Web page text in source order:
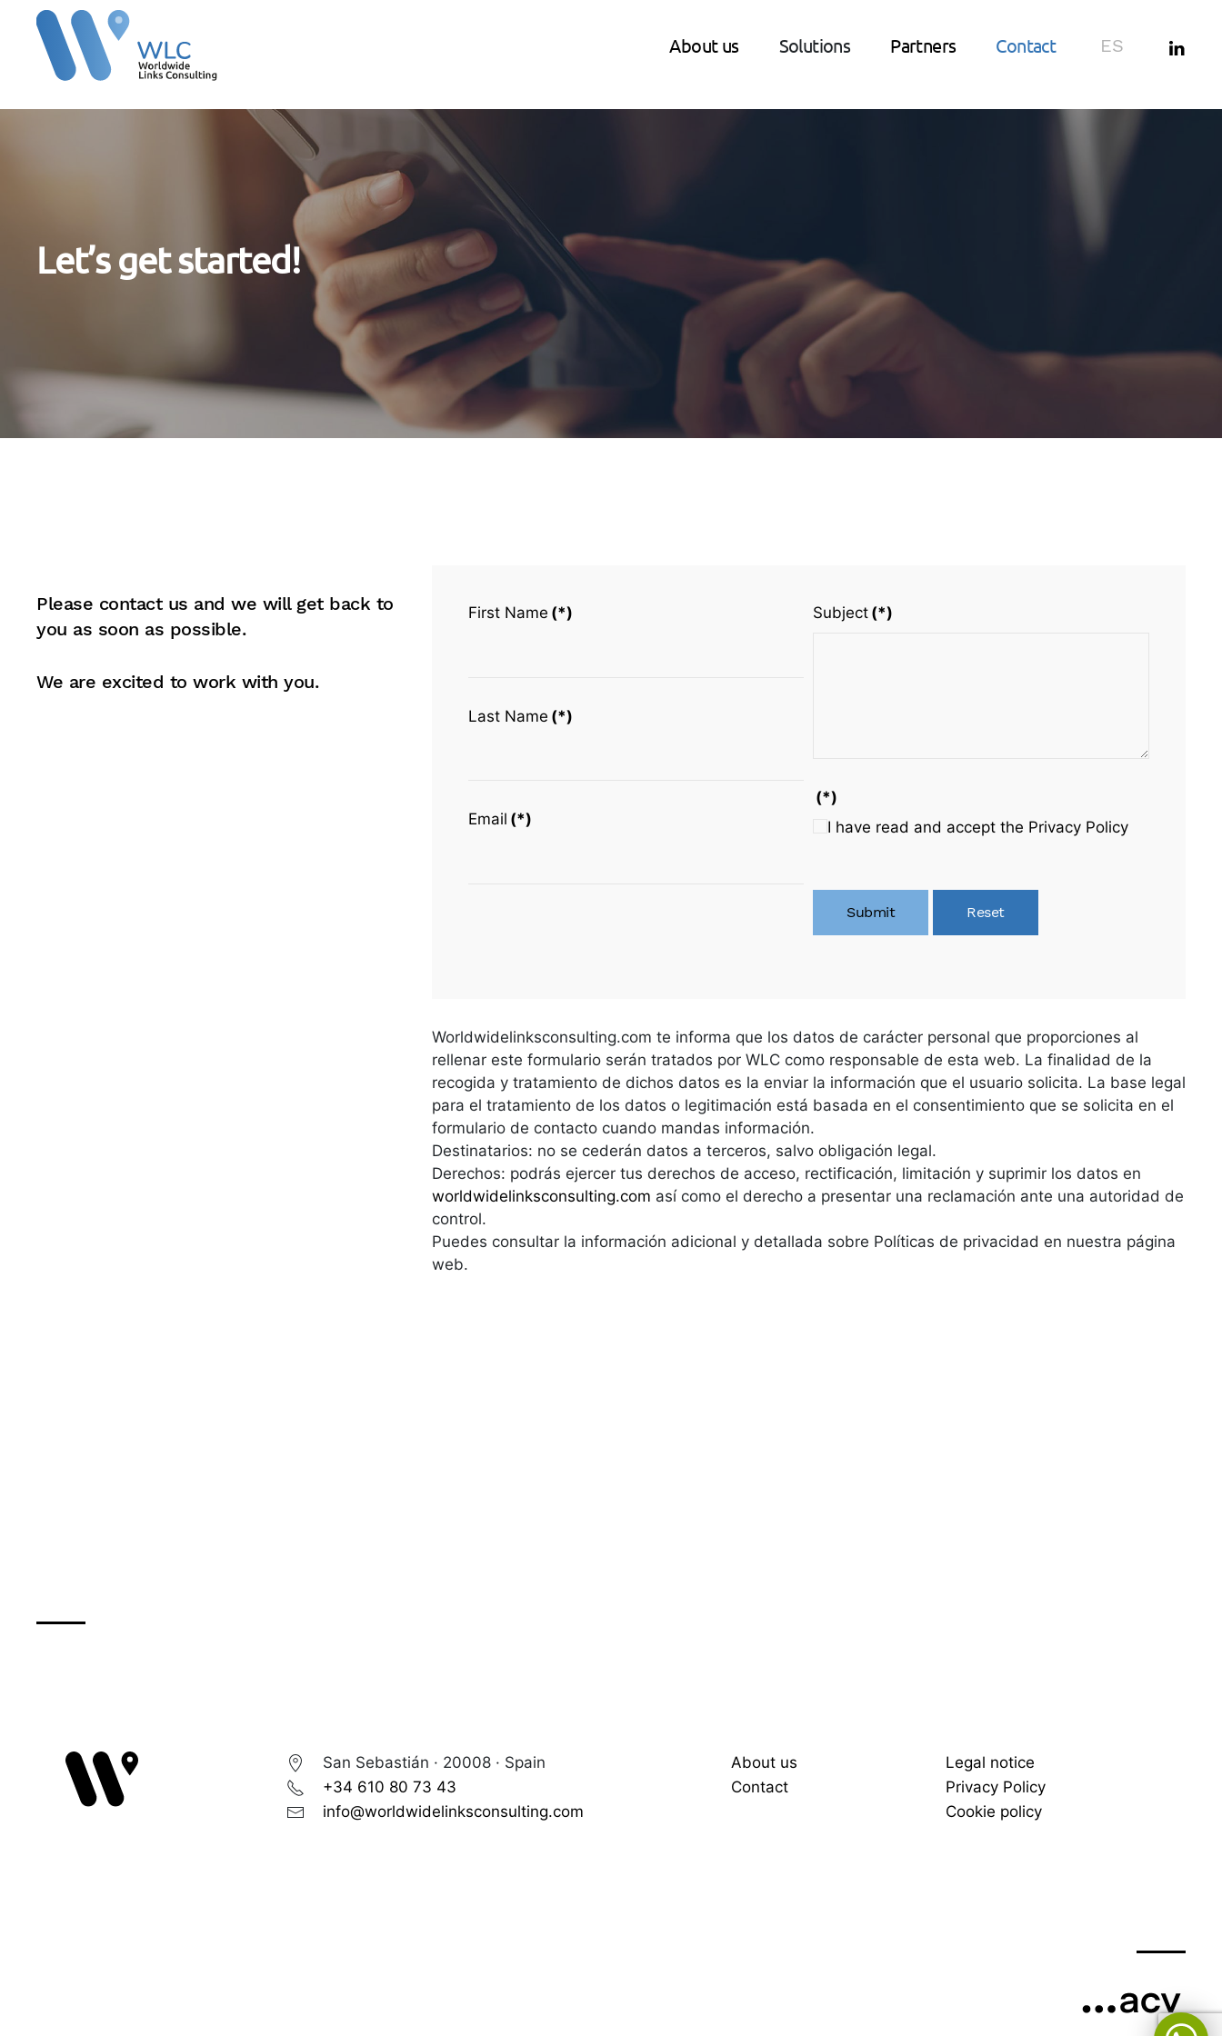
About us Solutions Partners Contact ES
Let’s get started!
Please contact us and we will get back to
you as soon as possible.
We are excited to work with you.
First Name (*)
Last Name (*)
Email (*)
Subject (*)
(*)
I have read and accept the Privacy Policy
Submit Reset
Worldwidelinksconsulting.com te informa que los datos de carácter personal que proporciones al
rellenar este formulario serán tratados por WLC como responsable de esta web. La finalidad de la
recogida y tratamiento de dichos datos es la enviar la información que el usuario solicita. La base legal
para el tratamiento de los datos o legitimación está basada en el consentimiento que se solicita en el
formulario de contacto cuando mandas información.
Destinatarios: no se cederán datos a terceros, salvo obligación legal.
Derechos: podrás ejercer tus derechos de acceso, rectificación, limitación y suprimir los datos en
worldwidelinksconsulting.com así como el derecho a presentar una reclamación ante una autoridad de
control.
Puedes consultar la información adicional y detallada sobre Políticas de privacidad en nuestra página
web.
San Sebastián · 20008 · Spain
+34 610 80 73 43
info@worldwidelinksconsulting.com
About us
Contact
Legal notice
Privacy Policy
Cookie policy